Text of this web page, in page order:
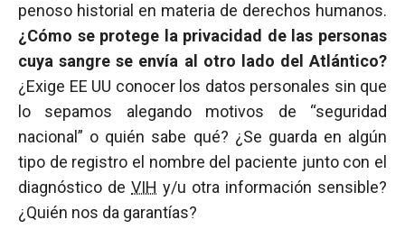
penoso historial en materia de derechos humanos.
¿Cómo se protege la privacidad de las personas
cuya sangre se envía al otro lado del Atlántico?
¿Exige EE UU conocer los datos personales sin que
lo sepamos alegando motivos de “seguridad
nacional” o quién sabe qué? ¿Se guarda en algún
tipo de registro el nombre del paciente junto con el
diagnóstico de VIH y/u otra información sensible?
¿Quién nos da garantías?